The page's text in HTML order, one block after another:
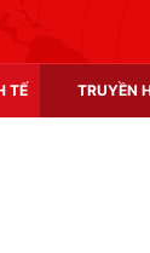
TẾ TRUYỀN